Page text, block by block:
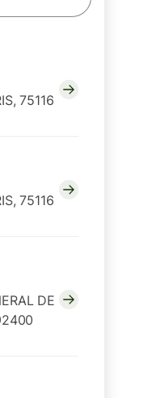
75116
75116
DE